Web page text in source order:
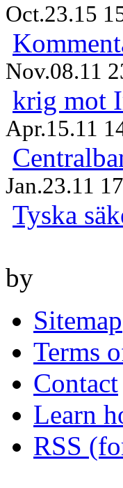
Oct.23.15
Nov.08.11
krig mot
Apr.15.11
Jan.23.11
Tyska
by
Sitemap
Terms
Contact
Learn
RSS